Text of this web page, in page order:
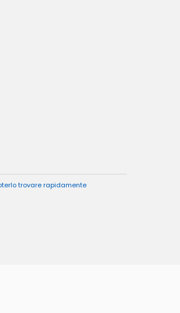
trovare rapidamente